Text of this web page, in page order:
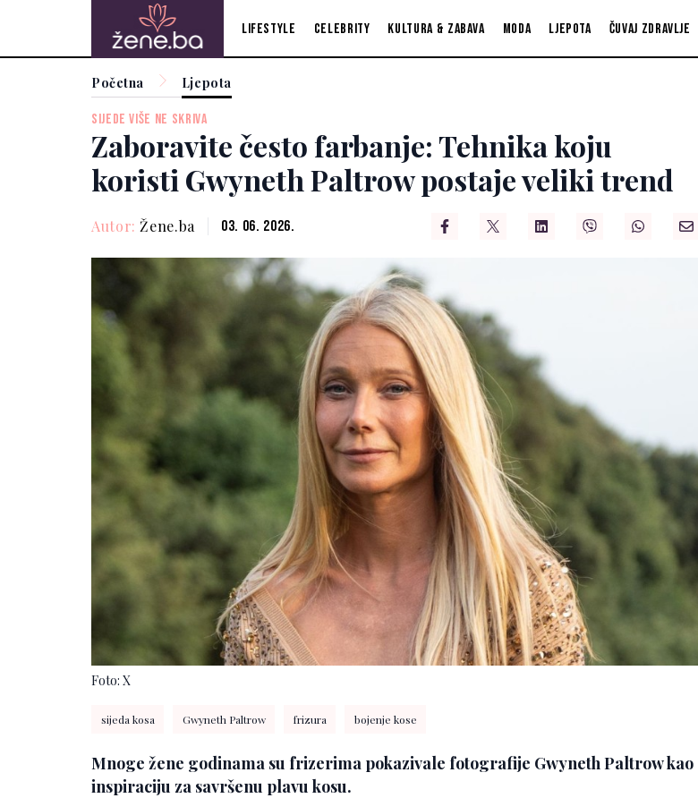
Lifestyle Celebrity Kultura & zabava Moda Ljepota Čuvaj zdravlje
Početna Ljepota
SIJEDE VIŠE NE SKRIVA
Zaboravite često farbanje: Tehnika koju
koristi Gwyneth Paltrow postaje veliki trend
Autor: Žene.ba 03. 06. 2026.
Foto: X
sijeda kosa Gwyneth Paltrow frizura bojenje kose
Mnoge žene godinama su frizerima pokazivale fotografije Gwyneth Paltrow kao
inspiraciju za savršenu plavu kosu.